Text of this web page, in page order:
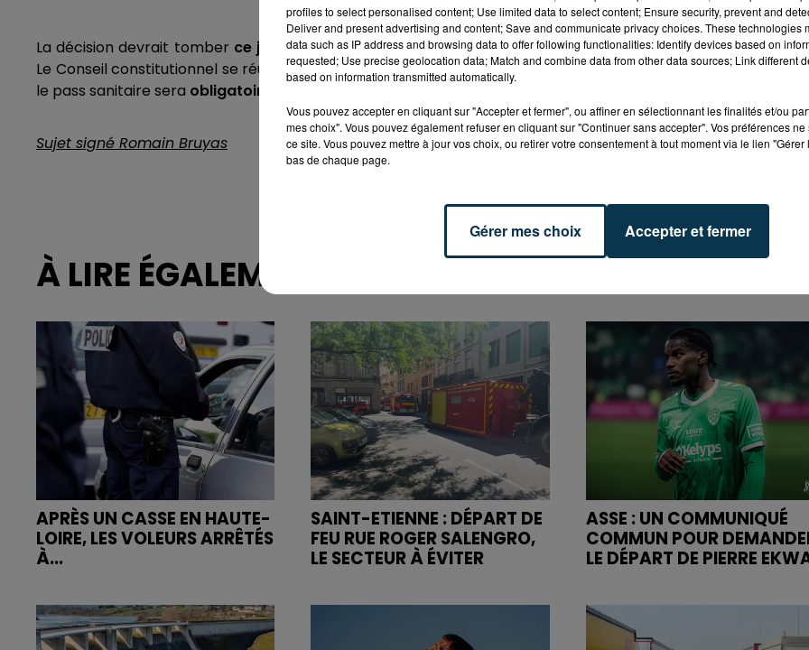
La décision devrait tomber ce jeudi en fin d'après-midià propos du projet de loi sanitaire du
Le Conseil constitutionnel se réunit ce jeudi pour rendre son avis sur la loi sanitaire. Si la décision est
le pass sanitaire sera obligatoire cafés, bars ou restaurants le 9 août prochain
Sujet signé Romain Bruyas
À LIRE ÉGALEMENT
APRÈS UN CASSE EN HAUTE-
LOIRE, LES VOLEURS ARRÊTÉS
À...
SAINT-ETIENNE : DÉPART DE
FEU RUE ROGER SALENGRO,
LE SECTEUR À ÉVITER
ASSE : UN COMMUNIQUÉ
COMMUN POUR
LE DÉPART DE PIERRE
profiles to select personalised content; Use limited data to select content; Ensure security, prevent and
Deliver and present advertising and content; Save and communicate privacy choices. These technologies
data such as IP address and browsing data to offer following functionalities: Identify devices based on
requested; Use precise geolocation data; Match and combine data from other data sources; Link different
based on information transmitted automatically.
Vous pouvez accepter en cliquant sur "Accepter et fermer", ou affiner en sélectionnant les finalités et/ou
mes choix". Vous pouvez également refuser en cliquant sur "Continuer sans accepter". Vos préférences
ce site. Vous pouvez mettre à jour vos choix, ou retirer votre consentement à tout moment via le lien
bas de chaque page.
Gérer mes choix Accepter et fermer